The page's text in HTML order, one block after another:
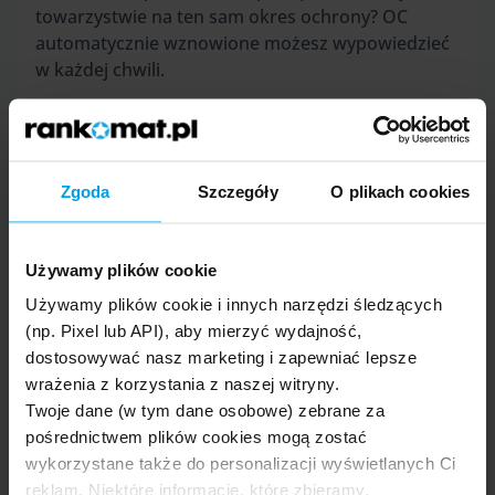
Zgoda Szczegóły O plikach cookies
Używamy plików cookie
Używamy plików cookie i innych narzędzi śledzących
(np. Pixel lub API), aby mierzyć wydajność,
dostosowywać nasz marketing i zapewniać lepsze
wrażenia z korzystania z naszej witryny.
Twoje dane (w tym dane osobowe) zebrane za
pośrednictwem plików cookies mogą zostać
wykorzystane także do personalizacji wyświetlanych Ci
reklam. Niektóre informacje, które zbieramy,
towarzystwie na ten sam okres ochrony? OC
automatycznie wznowione możesz wypowiedzieć
w każdej chwili.
Ubezpieczenie OC kupione online
Kupiłeś OC przez telefon lub Internet i chcesz
ubezpieczyciela odstąpienie od umowy zawartej
na odległość.
Zakup używanego samochodu
Otrzymałeś od poprzedniego właściciela ważną
polisę OC? Możesz kontynuować zawartą przez